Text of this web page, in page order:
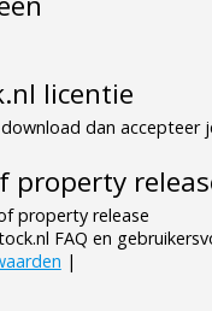
licentie
dan accepteer
property
property release
FAQ en
|